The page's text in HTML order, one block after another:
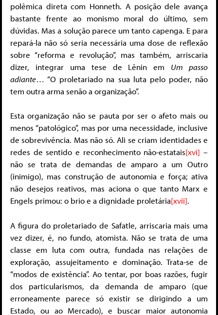
polêmica direta com Honneth. A posição dele avança
bastante frente ao monismo moral do último, sem
dúvidas. Mas a solução parece um tanto capenga. E para
repará-la não só seria necessária uma dose de reflexão
sobre “reforma e revolução”, mas também, arriscaria
dizer, integrar uma tese de Lênin em Um passo
adiante… “O proletariado na sua luta pelo poder, não
tem outra arma senão a organização”.
Esta organização não se pauta por ser o afeto mais ou
menos “patológico”, mas por uma necessidade, inclusive
de sobrevivência. Mas não só. Ali se criam identidades e
redes de sentido e reconhecimento não-estatais[xvi] –
não se trata de demandas de amparo a um Outro
(inimigo), mas construção de autonomia e força; ativa
não desejos reativos, mas aciona o que tanto Marx e
Engels primou: o brio e a dignidade proletária[xvii].
A figura do proletariado de Safatle, arriscaria mais uma
vez dizer, é, no fundo, atomista. Não se trata de uma
classe em luta com outra, fundada nas relações de
exploração, assujeitamento e dominação. Trata-se de
“modos de existência”. Ao tentar, por boas razões, fugir
dos particularismos, da demanda de amparo (que
erroneamente parece só existir se dirigindo a um
Estado, ou ao Mercado), e buscar maior autonomia